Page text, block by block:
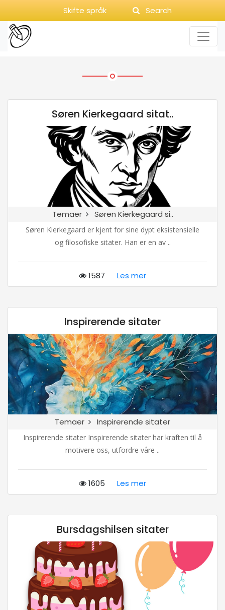
Skifte språk Search
Søren Kierkegaard sitat..
Temaer Søren Kierkegaard si..
Søren Kierkegaard er kjent for sine dypt eksistensielle
og filosofiske sitater. Han er en av ..
1587 Les mer
Inspirerende sitater
Temaer Inspirerende sitater
Inspirerende sitater Inspirerende sitater har kraften til å
motivere oss, utfordre våre ..
1605 Les mer
Bursdagshilsen sitater